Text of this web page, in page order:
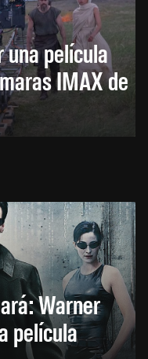
una película
IMAX de
Warner
película